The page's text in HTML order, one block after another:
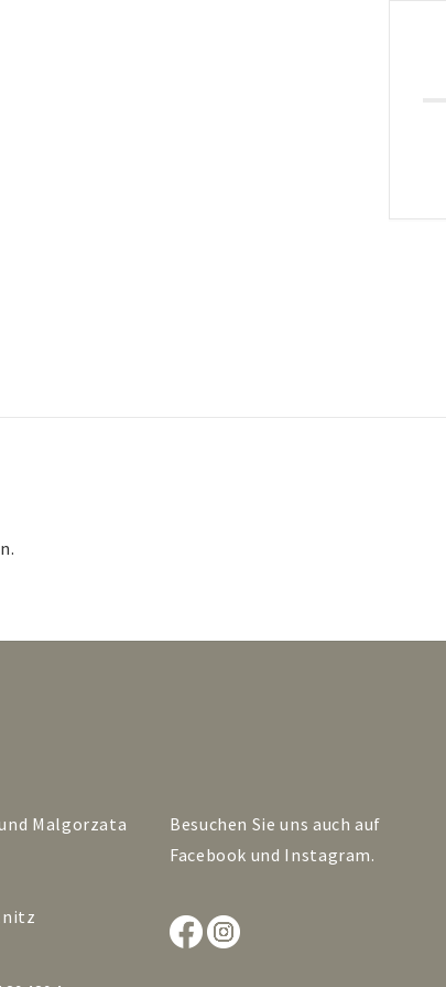
Malgorzata
Besuchen Sie uns auch auf
Facebook und Instagram.